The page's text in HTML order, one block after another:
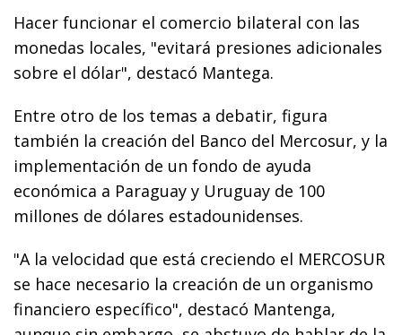
Hacer funcionar el comercio bilateral con las
monedas locales, "evitará presiones adicionales
sobre el dólar", destacó Mantega.
Entre otro de los temas a debatir, figura
también la creación del Banco del Mercosur, y la
implementación de un fondo de ayuda
económica a Paraguay y Uruguay de 100
millones de dólares estadounidenses.
"A la velocidad que está creciendo el MERCOSUR
se hace necesario la creación de un organismo
financiero específico", destacó Mantenga,